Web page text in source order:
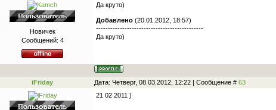
Новичек
Сообщений: 4
Да круто)
Добавлено(20.01.2012, 18:57)
---------------------------------------------
Да круто)
iFriday Дата: Четверг, 08.03.2012, 12:22 | Сообщение # 63
21 02 2011 )